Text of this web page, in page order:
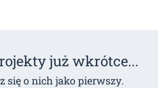
już wkrótce...
się o nich jako pierwszy.